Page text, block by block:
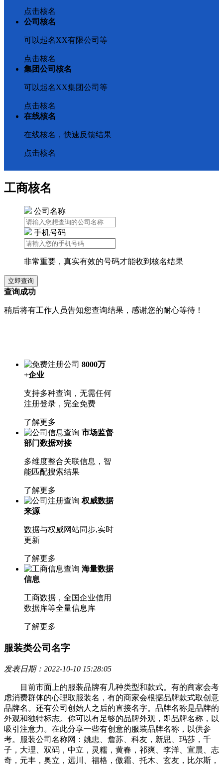
点击核名
公司核名
可以起名XX有限公司等
点击核名
集团公司核名
可以起名XX集团公司等
点击核名
在线核名
在线核名，快速反馈结果
点击核名
工商核名
公司名称
手机号码
非常重要，真实有效的号码才能收到核名结果
查询成功
稍后将有工作人员告知您查询结果，感谢您的耐心等待！
8000万
+企业
支持多种查询，无需任何
注册登录，完全免费
了解更多
市场监督
部门数据对接
多维度整合关联信息，智
能匹配搜索结果
了解更多
权威数据
来源
数据与权威网站同步,实时
更新
了解更多
海量数据
信息
工商数据，全国企业信用
数据库等全量信息库
了解更多
服装类公司名字
发表日期：2022-10-10 15:28:05
目前市面上的服装品牌有几种类型和款式。有的商家会考
虑消费群体的心理取服装名，有的商家会根据品牌款式取创意
品牌名。还有公司创始人之后的直接名字。品牌名称是品牌的
外观和独特标志。你可以有足够的品牌外观，即品牌名称，以
吸引注意力。在此分享一些有创意的服装品牌名称，以供参
考。服装公司名称网：姚忠、詹苏、科友，新思、玛莎，千
子，大理、双码，中立，灵糯，黄春，祁爽、李洋、宣晨、志
奇，元丰，奥立，远川、福格，傲霜、托木、玄友，比尔斯，